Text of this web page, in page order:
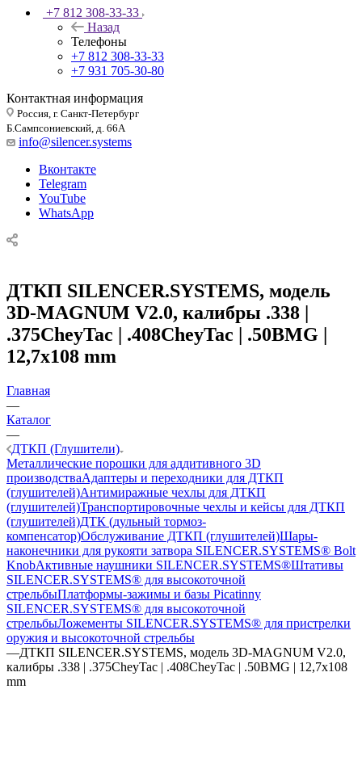
+7 812 308-33-33
Назад
Телефоны
+7 812 308-33-33
+7 931 705-30-80
Контактная информация
Россия, г. Санкт-Петербург
Б.Сампсониевский, д. 66А
info@silencer.systems
Вконтакте
Telegram
YouTube
WhatsApp
ДТКП SILENCER.SYSTEMS, модель
3D-MAGNUM V2.0, калибры .338 |
.375CheyTac | .408CheyTac | .50BMG |
12,7x108 mm
Главная
—
Каталог
—
ДТКП (Глушители)
Металлические порошки для аддитивного 3D
производстваАдаптеры и переходники для ДТКП
(глушителей)Антимиражные чехлы для ДТКП
(глушителей)Транспортировочные чехлы и кейсы для ДТКП
(глушителей)ДТК (дульный тормоз-
компенсатор)Обслуживание ДТКП (глушителей)Шары-
наконечники для рукояти затвора SILENCER.SYSTEMS® Bolt
KnobАктивные наушники SILENCER.SYSTEMS®Штативы
SILENCER.SYSTEMS® для высокоточной
стрельбыПлатформы-зажимы и базы Picatinny
SILENCER.SYSTEMS® для высокоточной
стрельбыЛожементы SILENCER.SYSTEMS® для пристрелки
оружия и высокоточной стрельбы
—ДТКП SILENCER.SYSTEMS, модель 3D-MAGNUM V2.0,
калибры .338 | .375CheyTac | .408CheyTac | .50BMG | 12,7x108
mm